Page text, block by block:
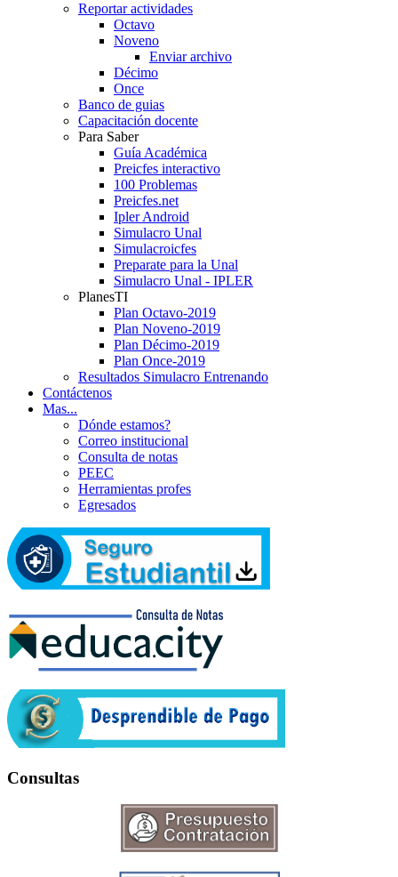
Reportar actividades
Octavo
Noveno
Enviar archivo
Décimo
Once
Banco de guias
Capacitación docente
Para Saber
Guía Académica
Preicfes interactivo
100 Problemas
Preicfes.net
Ipler Android
Simulacro Unal
Simulacroicfes
Preparate para la Unal
Simulacro Unal - IPLER
PlanesTI
Plan Octavo-2019
Plan Noveno-2019
Plan Décimo-2019
Plan Once-2019
Resultados Simulacro Entrenando
Contáctenos
Mas...
Dónde estamos?
Correo institucional
Consulta de notas
PEEC
Herramientas profes
Egresados
Consultas